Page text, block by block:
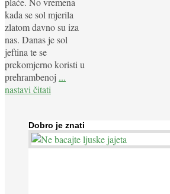
kada se sol mjerila
zlatom davno su iza
nas. Danas je sol
jeftina te se
prekomjerno koristi u
prehrambenoj ...
nastavi čitati
Dobro je znati